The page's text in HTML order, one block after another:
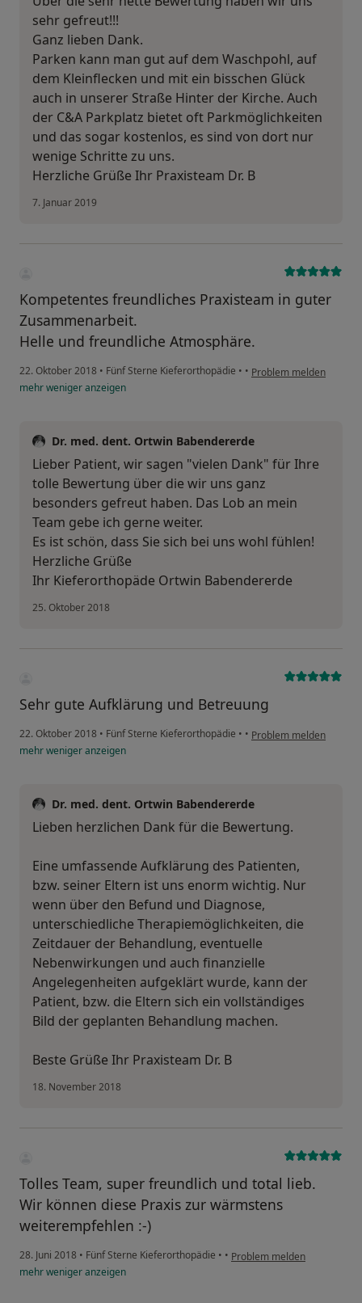
sehr gefreut!!!
Ganz lieben Dank.
Parken kann man gut auf dem Waschpohl, auf
dem Kleinflecken und mit ein bisschen Glück
auch in unserer Straße Hinter der Kirche. Auch
der C&A Parkplatz bietet oft Parkmöglichkeiten
und das sogar kostenlos, es sind von dort nur
wenige Schritte zu uns.
Herzliche Grüße Ihr Praxisteam Dr. B
7. Januar 2019
Kompetentes freundliches Praxisteam in guter
Zusammenarbeit.
Helle und freundliche Atmosphäre.
22. Oktober 2018 • Fünf Sterne Kieferorthopädie • • Problem melden
mehrwenigeranzeigen
Dr. med. dent. Ortwin Babendererde
Lieber Patient, wir sagen "vielen Dank" für Ihre
tolle Bewertung über die wir uns ganz
besonders gefreut haben. Das Lob an mein
Team gebe ich gerne weiter.
Es ist schön, dass Sie sich bei uns wohl fühlen!
Herzliche Grüße
Ihr Kieferorthopäde Ortwin Babendererde
25. Oktober 2018
Sehr gute Aufklärung und Betreuung
22. Oktober 2018 • Fünf Sterne Kieferorthopädie • • Problem melden
mehrwenigeranzeigen
Dr. med. dent. Ortwin Babendererde
Lieben herzlichen Dank für die Bewertung.
Eine umfassende Aufklärung des Patienten,
bzw. seiner Eltern ist uns enorm wichtig. Nur
wenn über den Befund und Diagnose,
unterschiedliche Therapiemöglichkeiten, die
Zeitdauer der Behandlung, eventuelle
Nebenwirkungen und auch finanzielle
Angelegenheiten aufgeklärt wurde, kann der
Patient, bzw. die Eltern sich ein vollständiges
Bild der geplanten Behandlung machen.
Beste Grüße Ihr Praxisteam Dr. B
18. November 2018
Tolles Team, super freundlich und total lieb.
Wir können diese Praxis zur wärmstens
weiterempfehlen :-)
28. Juni 2018 • Fünf Sterne Kieferorthopädie • • Problem melden
mehrwenigeranzeigen